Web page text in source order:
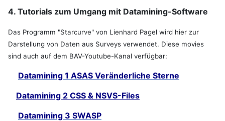
4. Tutorials zum Umgang mit Datamining-Software
Das Programm "Starcurve" von Lienhard Pagel wird hier zur
Darstellung von Daten aus Surveys verwendet. Diese movies
sind auch auf dem BAV-Youtube-Kanal verfügbar:
Datamining 1 ASAS Veränderliche Sterne
Datamining 2 CSS & NSVS-Files
Datamining 3 SWASP